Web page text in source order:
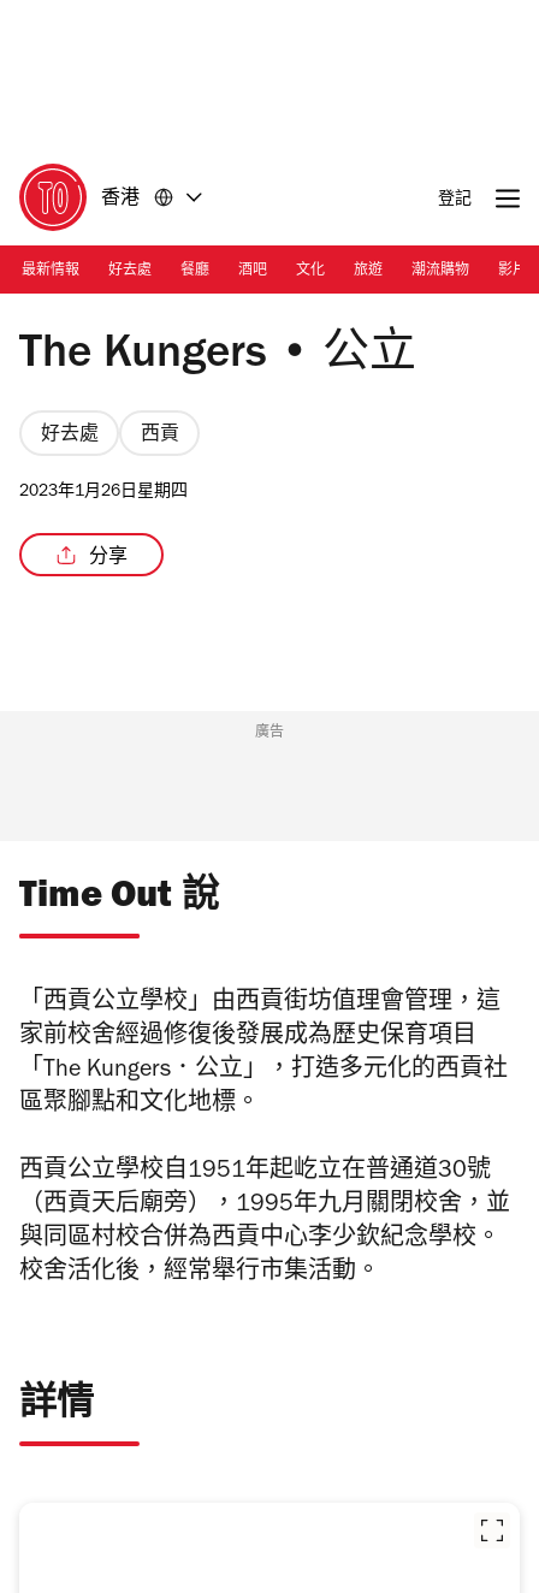
香港 登記
最新情報 好去處 餐廳 酒吧 文化 旅遊 潮流購物 影片
Photograph: Courtesy The Kungers
The Kungers • 公立
好去處 西貢
2023年1月26日星期四
分享
廣告
Time Out 說
「⻄貢公立學校」由⻄貢街坊值理會管理，這
家前校舍經過修復後發展成為歷史保育項目
「The Kungers．公立」，打造多元化的西貢社
區聚腳點和文化地標。
西貢公立學校自1951年起屹立在普通道30號
（西貢天后廟旁），1995年九月關閉校舍，並
與同區村校合併為西貢中心李少欽紀念學校。
校舍活化後，經常舉行市集活動。
詳情